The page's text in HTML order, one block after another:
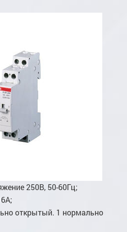
250В, 50-60Гц;
открытый. 1 нормально